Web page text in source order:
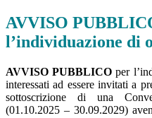
AVVISO
l’individuazione di
AVVISO PUBBLICO per
interessati ad essere invitati a
sottoscrizione di una
(01.10.2025 – 30.09.2029)